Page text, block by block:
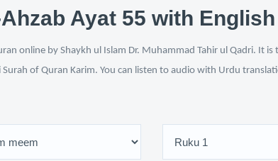
Ayat 55 with
online by Shaykh ul Islam Dr. Muhammad Tahir ul Qadri. It
of Quran Karim. You can listen to audio with Urdu